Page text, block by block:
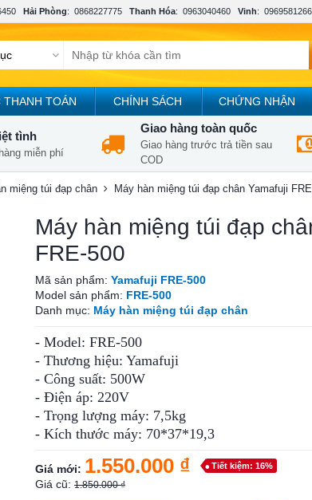
Hải Phòng: 0868227775 Thanh Hóa: 0963040460 Vinh: 0969581266
THANH TOÁN CHÍNH SÁCH CHỨNG NHẬN
tình
miễn phí
Giao hàng toàn quốc
Giao hàng trước trả tiền sau
COD
miệng túi đạp chân Máy hàn miệng túi đạp chân Yamafuji
Máy hàn miệng túi đạp
FRE-500
Mã sản phẩm: Yamafuji FRE-500
Model sản phẩm: FRE-500
Danh mục: Máy hàn miệng túi đạp chân
- Model: FRE-500
- Thương hiệu: Yamafuji
- Công suất: 500W
- Điện áp: 220V
- Trọng lượng máy: 7,5kg
- Kích thước máy: 70*37*19,3
Giá mới: 1.550.000 ₫ Tiết kiệm: 16%
Giá cũ: 1.850.000 ₫